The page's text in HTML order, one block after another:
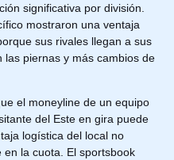
significativa por división.
mostraron una ventaja
sus rivales llegan a sus
las piernas y más cambios de
el moneyline de un equipo
del Este en gira puede
logística del local no
la cuota. El sportsbook